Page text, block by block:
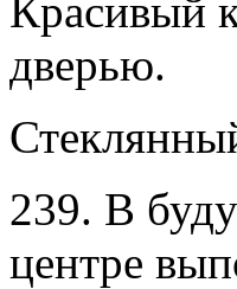
Красивый
дверью.
239. В
центре